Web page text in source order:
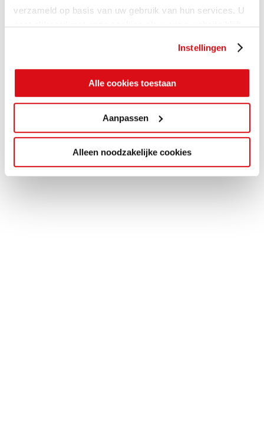
verzameld op basis van uw gebruik van hun services. U
gaat akkoord met onze cookies als u onze website blijft
Instellingen
Alle cookies toestaan
Aanpassen
Alleen noodzakelijke cookies